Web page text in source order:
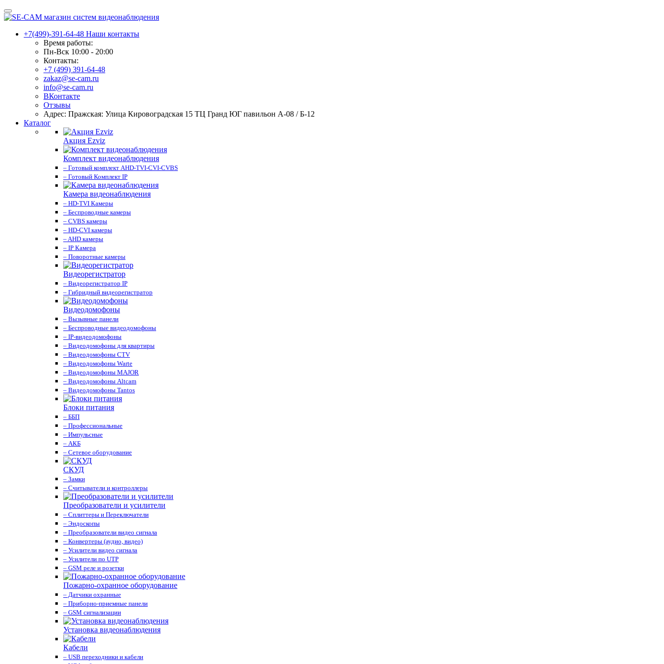
+7(499)-391-64-48 Наши контакты
Время работы:
Пн-Вск 10:00 - 20:00
Контакты:
+7 (499) 391-64-48
zakaz@se-cam.ru
info@se-cam.ru
ВКонтакте
Отзывы
Адрес: Пражская: Улица Кировоградская 15 ТЦ Гранд ЮГ павильон А-08 / Б-12
Каталог
Акция Ezviz
Комплект видеонаблюдения
– Готовый комплект AHD-TVI-CVI-CVBS
– Готовый Комплект IP
Камера видеонаблюдения
– HD-TVI Камеры
– Беспроводные камеры
– CVBS камеры
– HD-CVI камеры
– AHD камеры
– IP Камера
– Поворотные камеры
Видеорегистратор
– Видеорегистратор IP
– Гибридный видеорегистратор
Видеодомофоны
– Вызывные панели
– Беспроводные видеодомофоны
– IP-видеодомофоны
– Видеодомофоны для квартиры
– Видеодомофоны CTV
– Видеодомофоны Warte
– Видеодомофоны MAJOR
– Видеодомофоны Altcam
– Видеодомофоны Tantos
Блоки питания
– ББП
– Профессиональные
– Импульсные
– АКБ
– Сетевое оборудование
СКУД
– Замки
– Считыватели и контроллеры
Преобразователи и усилители
– Сплиттеры и Переключатели
– Эндоскопы
– Преобразователи видео сигнала
– Конвертеры (аудио, видео)
– Усилители видео сигнала
– Усилители по UTP
– GSM реле и розетки
Пожарно-охранное оборудование
– Датчики охранные
– Приборно-приемные панели
– GSM сигнализации
Установка видеонаблюдения
Кабели
– USB переходники и кабели